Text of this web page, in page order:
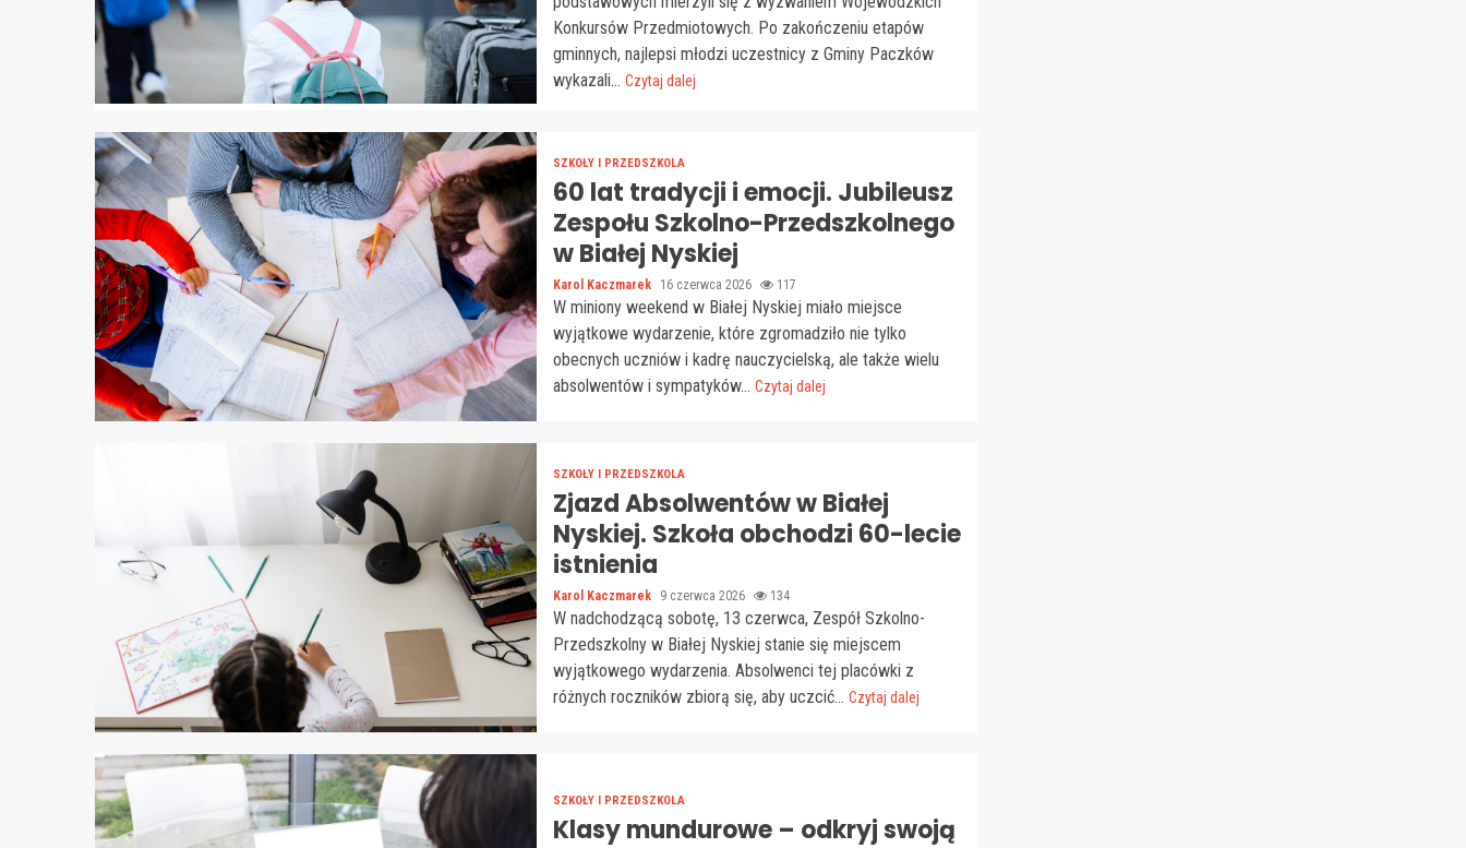
Konkursów Przedmiotowych. Po zakończeniu etapów
gminnych, najlepsi młodzi uczestnicy z Gminy Paczków
wykazali... Czytaj dalej
SZKOŁY I PRZEDSZKOLA
60 lat tradycji i emocji. Jubileusz
Zespołu Szkolno-Przedszkolnego
w Białej Nyskiej
Karol Kaczmarek 16 czerwca 2026 117
W miniony weekend w Białej Nyskiej miało miejsce
wyjątkowe wydarzenie, które zgromadziło nie tylko
obecnych uczniów i kadrę nauczycielską, ale także wielu
absolwentów i sympatyków... Czytaj dalej
SZKOŁY I PRZEDSZKOLA
Zjazd Absolwentów w Białej
Nyskiej. Szkoła obchodzi 60-lecie
istnienia
Karol Kaczmarek 9 czerwca 2026 134
W nadchodzącą sobotę, 13 czerwca, Zespół Szkolno-
Przedszkolny w Białej Nyskiej stanie się miejscem
wyjątkowego wydarzenia. Absolwenci tej placówki z
różnych roczników zbiorą się, aby uczcić... Czytaj dalej
SZKOŁY I PRZEDSZKOLA
Klasy mundurowe – odkryj swoją